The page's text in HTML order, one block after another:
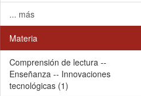
... más
Materia
Comprensión de lectura --
Enseñanza -- Innovaciones
tecnológicas (1)